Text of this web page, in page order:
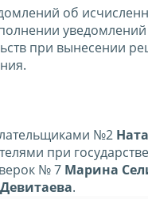
об
при вынесении
№2
при
№ 7 Марина
.